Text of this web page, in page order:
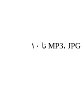
فرمت‌های MP3، JPG، PNG، WEBP، MP4، MKV تا ۱۰